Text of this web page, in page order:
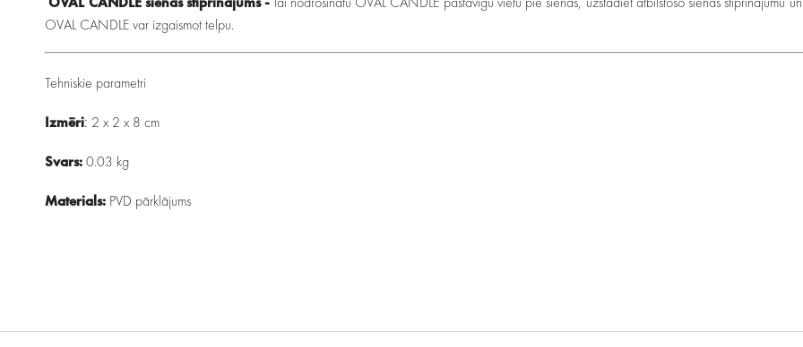
OVAL CANDLE var izgaismot telpu.
Tehniskie parametri
Izmēri: 2 x 2 x 8 cm
Svars:0.03 kg
Materials: PVD pārklājums